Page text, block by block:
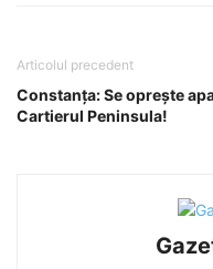
Articolul precedent
Constanța: Se oprește
Cartierul Peninsula!